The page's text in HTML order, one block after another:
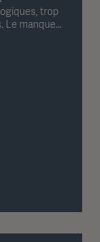
trop
Le manque